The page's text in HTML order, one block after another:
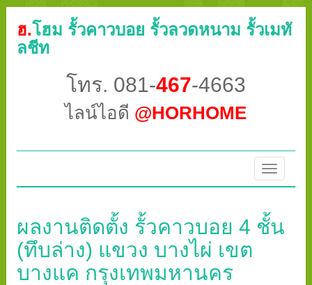
ฮ.โฮม รั้วคาวบอย รั้วลวดหนาม รั้วเมทั
ลชีท
โทร. 081-467-4663
ไลน์ไอดี @HORHOME
Toggle
ผลงานติดตั้ง รั้วคาวบอย 4 ชั้น
(ทึบล่าง) แขวง บางไผ่ เขต
บางแค กรุงเทพมหานคร